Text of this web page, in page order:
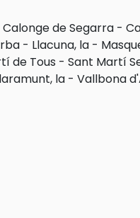
Calonge de Segarra -
- Llacuna, la -
de Tous - Sant Martí
la - Vallbona